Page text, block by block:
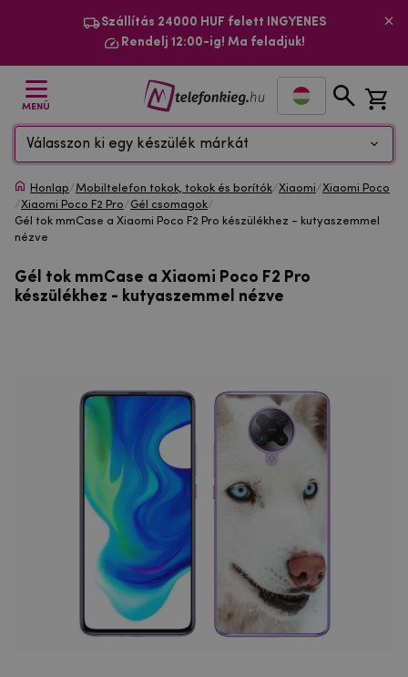
Szállítás 24000 HUF felett INGYENES
Rendelj 12:00-ig! Ma feladjuk!
MENÜ
Válasszon ki egy készülék márkát
Honlap/Mobiltelefon tokok, tokok és borítók/Xiaomi/Xiaomi Poco
/Xiaomi Poco F2 Pro/Gél csomagok/
Gél tok mmCase a Xiaomi Poco F2 Pro készülékhez - kutyaszemmel
nézve
Gél tok mmCase a Xiaomi Poco F2 Pro
készülékhez - kutyaszemmel nézve